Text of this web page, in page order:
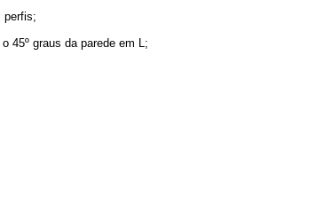
perfis;
45º graus da parede em L;